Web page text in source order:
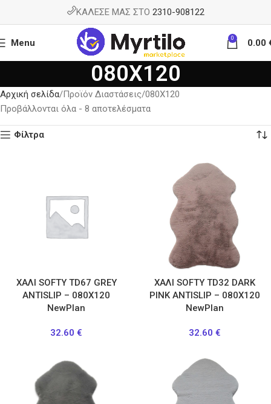
ΚΑΛΕΣΕ ΜΑΣ ΣΤΟ 2310-908122
Menu 0 0.00
080X120
Αρχική σελίδα Προϊόν Διαστάσεις 080X120
Προβάλλονται όλα - 8 αποτελέσματα
Φίλτρα
ΧΑΛΙ SOFTY TD67 GREY
ANTISLIP – 080X120
NewPlan
32.60 €
ΧΑΛΙ SOFTY TD32 DARK
PINK ANTISLIP – 080X120
NewPlan
32.60 €